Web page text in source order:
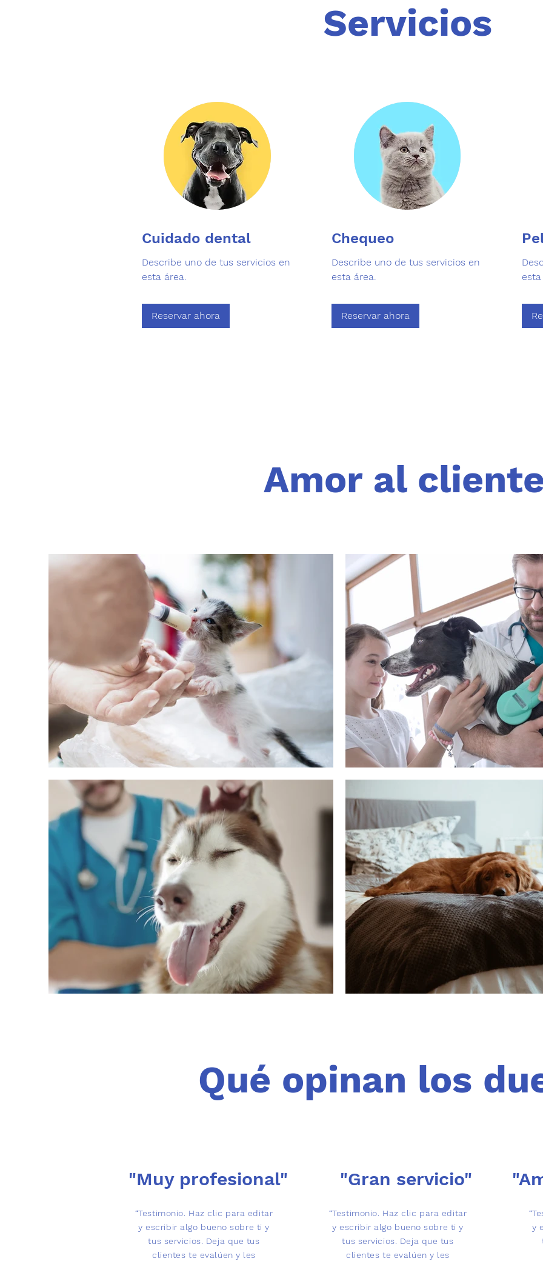
Servicios
Cuidado dental
Describe uno de tus servicios en
esta área.
Reservar ahora
Chequeo
Describe uno de tus servicios en
esta área.
Reservar ahora
Amor al
Qué opinan los
"Muy profesional"
“Testimonio. Haz clic para editar
y escribir algo bueno sobre ti y
tus servicios. Deja que tus
clientes te evalúen y les
"Gran servicio"
“Testimonio. Haz clic para editar
y escribir algo bueno sobre ti y
tus servicios. Deja que tus
clientes te evalúen y les
y